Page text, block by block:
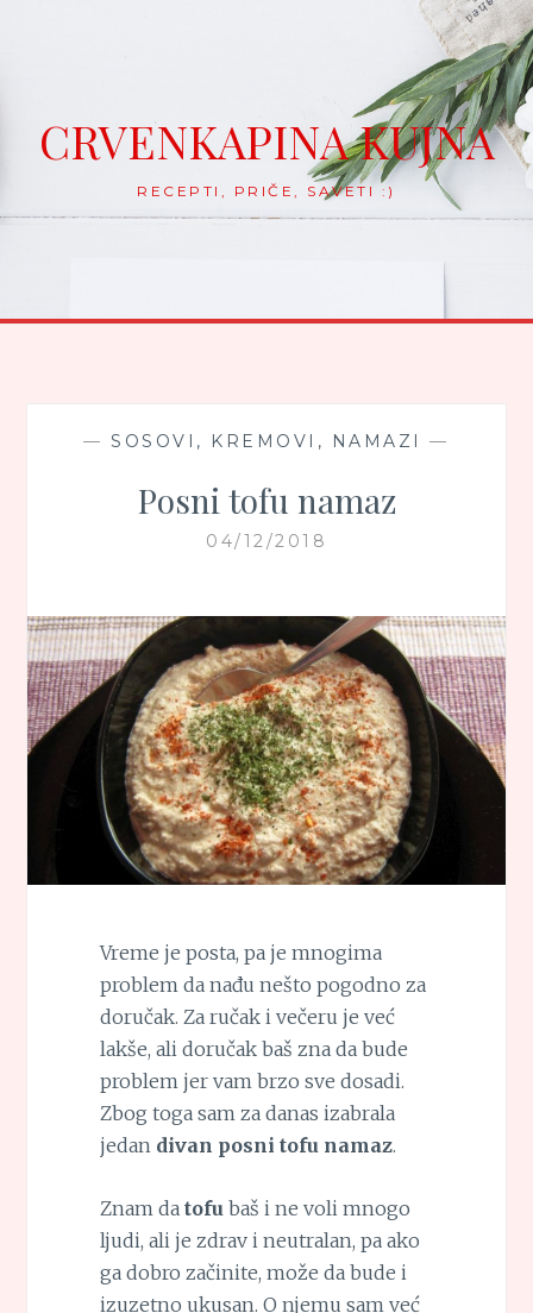
CRVENKAPINA KUJNA
RECEPTI, PRIČE, SAVETI :)
—SOSOVI, KREMOVI, NAMAZI —
Posni tofu namaz
04/12/2018
Vreme je posta, pa je mnogima
problem da nađu nešto pogodno za
doručak. Za ručak i večeru je već
lakše, ali doručak baš zna da bude
problem jer vam brzo sve dosadi.
Zbog toga sam za danas izabrala
jedan divan posni tofu namaz.
Znam da tofu baš i ne voli mnogo
ljudi, ali je zdrav i neutralan, pa ako
ga dobro začinite, može da bude i
izuzetno ukusan. O njemu sam već